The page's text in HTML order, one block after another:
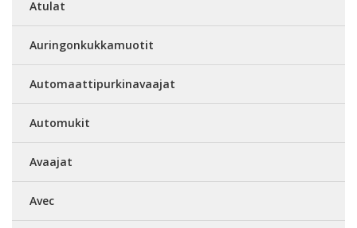
Atulat
Auringonkukkamuotit
Automaattipurkinavaajat
Automukit
Avaajat
Avec